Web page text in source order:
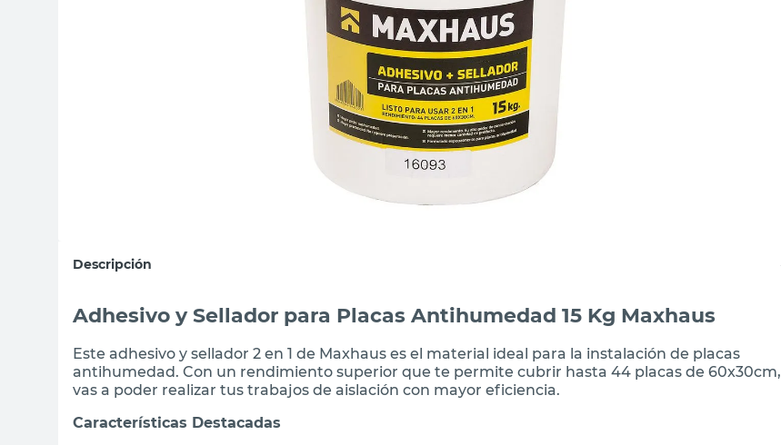
Descripción
Adhesivo y Sellador para Placas Antihumedad 15 Kg Maxhaus
Este adhesivo y sellador 2 en 1 de Maxhaus es el material ideal para la instalación de placas
antihumedad. Con un rendimiento superior que te permite cubrir hasta 44 placas de 60x30cm,
vas a poder realizar tus trabajos de aislación con mayor eficiencia.
Características Destacadas